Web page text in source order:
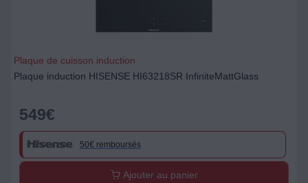
Plaque de cuisson induction
Plaque induction HISENSE HI63218SR InfiniteMattGlass
549€
50€ remboursés
Ajouter au panier